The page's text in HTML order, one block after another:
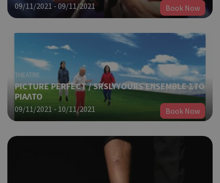
09/11/2021 - 09/11/2021 Book Now
THEATRE
PICTURE PERFECT / SRSLYYOURS ENSEMBLE ΣΤΟ
ΡΙΑΛΤΟ
09/11/2021 - 10/11/2021 Book Now